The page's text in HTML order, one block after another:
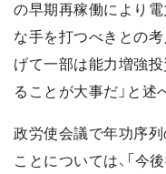
の早期再稼働により電
な手を打つべきとの考
げて一部は能力増強
ることが大事だ」と述
政労使会議で年功序
ことについては、「今